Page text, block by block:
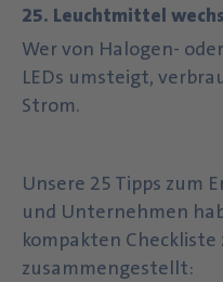
25. Leuchtmittel
Wer von Halogen-
LEDs umsteigt,
Strom.
Unsere 25 Tipps zum
und Unternehmen
kompakten
zusammengestellt: